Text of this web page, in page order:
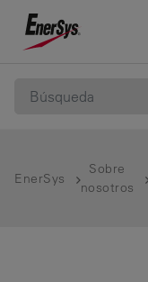
EnerSys
Sobre
nosotros